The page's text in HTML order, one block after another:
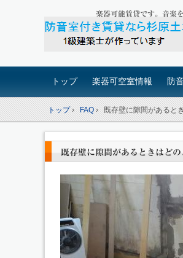
楽器可能賃貸です。音楽
トップ 楽器可空室情報 防
トップ› FAQ› 既存壁に隙間があると
既存壁に隙間があるときはど